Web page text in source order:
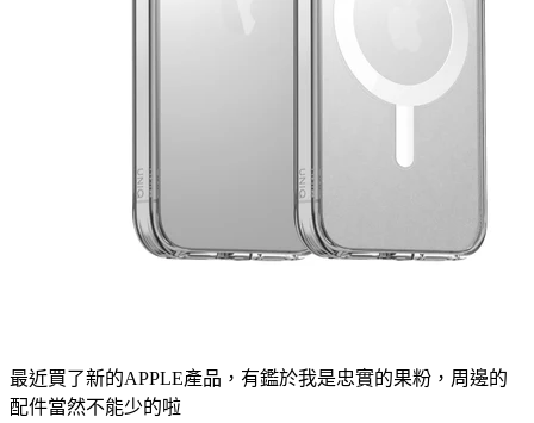
最近買了新的APPLE產品，有鑑於我是忠實的果粉，周邊的
配件當然不能少的啦